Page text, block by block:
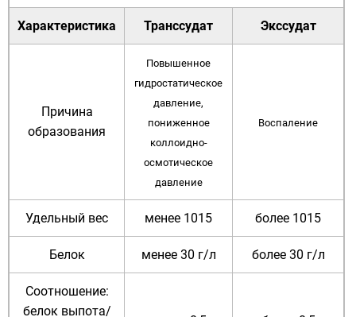
Характеристика Транссудат Экссудат
Причина
образования
Повышенное
гидростатическое
давление,
пониженное
коллоидно-
осмотическое
давление
Воспаление
Удельный вес менее 1015 более 1015
Белок менее 30 г/л более 30 г/л
Соотношение:
белок выпота/